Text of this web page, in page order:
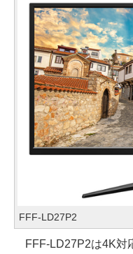
FFF-LD27P2
FFF-LD27P2は4K対